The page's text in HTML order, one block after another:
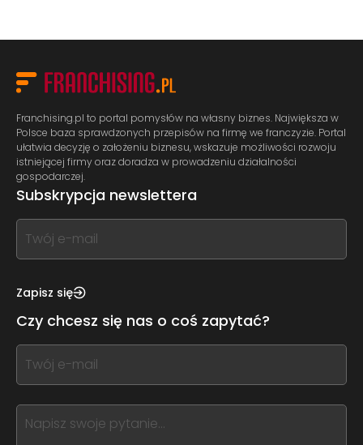
Franchising.pl to portal pomysłów na własny biznes. Największa w
Polsce baza sprawdzonych przepisów na firmę we franczyzie. Portal
ułatwia decyzję o założeniu biznesu, wskazuje możliwości rozwoju
istniejącej firmy oraz doradza w prowadzeniu działalności
gospodarczej.
Subskrypcja newslettera
If
you
this,
this
form
field
blank
Zapisz się
Czy chcesz się nas o coś zapytać?
If
you
this,
leave